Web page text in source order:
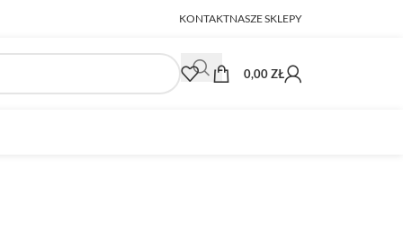
KONTAKTNASZE SKLEPY
0,00ZŁ